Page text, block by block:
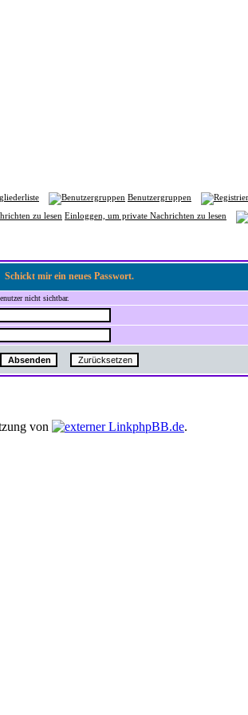
Benutzergruppen
Einloggen, um private Nachrichten zu lesen
Schickt mir ein neues Passwort.
nicht sichtbar.
von phpBB.de.